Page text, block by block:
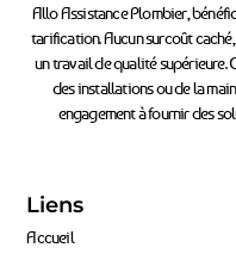
Allo Assistance Plombier,
tarification. Aucun surcoût
un travail de qualité supérieure.
des installations ou de la
engagement à fournir des
Liens
Accueil